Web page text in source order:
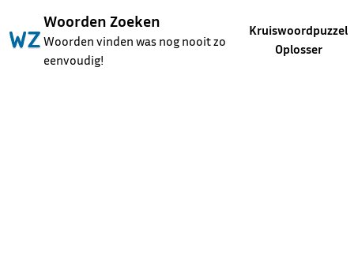
Woorden Zoeken
Woorden vinden was nog nooit zo
eenvoudig!
Kruiswoordpuzzel
Oplosser